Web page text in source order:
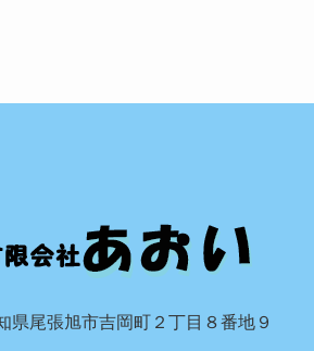
尾張旭市吉岡町２丁目８番地９